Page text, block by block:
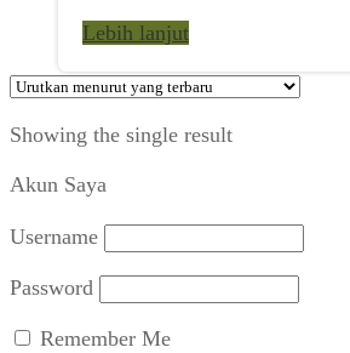
Lebih lanjut
Showing the single result
Akun Saya
Username
Password
Remember Me